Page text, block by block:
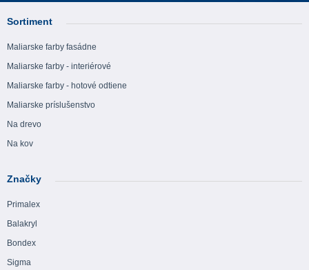
Sortiment
Maliarske farby fasádne
Maliarske farby - interiérové
Maliarske farby - hotové odtiene
Maliarske príslušenstvo
Na drevo
Na kov
Značky
Primalex
Balakryl
Bondex
Sigma